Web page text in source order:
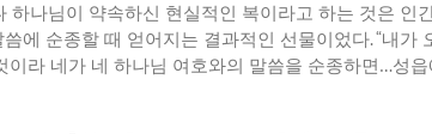
하나님이 약속하신 현실적인 복이라고 하는 것은
씀에 순종할 때 얻어지는 결과적인 선물이었다. “내가
이라 네가 네 하나님 여호와의 말씀을 순종하면…성